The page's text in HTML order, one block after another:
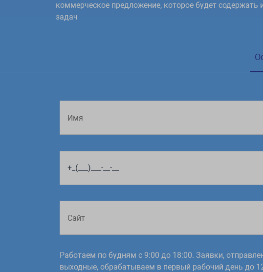
коммерческое предложение, которое будет
задач
Работаем по будням с 9:00 до 18:00. Заявки,
выходные, обрабатываем в первый рабочий день до